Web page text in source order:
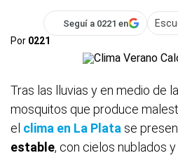
Seguí a 0221 en
Por 0221
Tras las lluvias y en medio de
mosquitos que produce
el clima en La Plata se
estable, con cielos nublados